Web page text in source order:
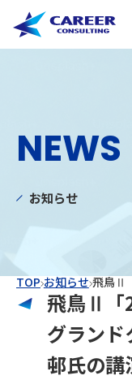
NEWS
お知らせ
TOP お知らせ
飛鳥Ⅱ「
グランド
邨氏の講